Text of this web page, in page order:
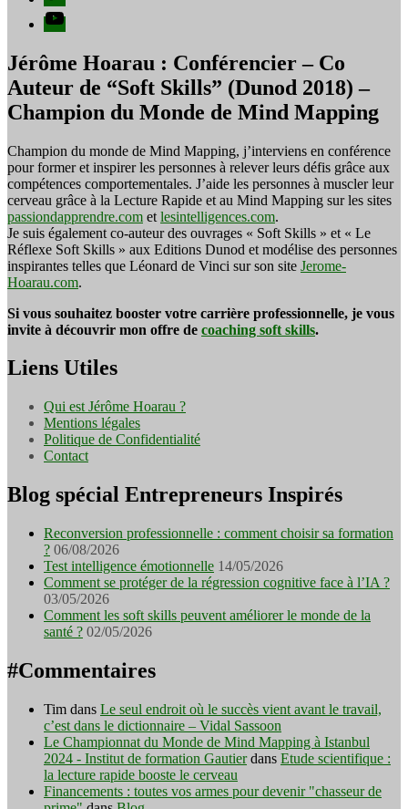
YouTube
Jérôme Hoarau : Conférencier – Co
Auteur de “Soft Skills” (Dunod 2018) –
Champion du Monde de Mind Mapping
Champion du monde de Mind Mapping, j’interviens en conférence
pour former et inspirer les personnes à relever leurs défis grâce aux
compétences comportementales. J’aide les personnes à muscler leur
cerveau grâce à la Lecture Rapide et au Mind Mapping sur les sites
passiondapprendre.com et lesintelligences.com.
Je suis également co-auteur des ouvrages « Soft Skills » et « Le
Réflexe Soft Skills » aux Editions Dunod et modélise des personnes
inspirantes telles que Léonard de Vinci sur son site Jerome-
Hoarau.com.
Si vous souhaitez booster votre carrière professionnelle, je vous
invite à découvrir mon offre de coaching soft skills.
Liens Utiles
Qui est Jérôme Hoarau ?
Mentions légales
Politique de Confidentialité
Contact
Blog spécial Entrepreneurs Inspirés
Reconversion professionnelle : comment choisir sa formation
? 06/08/2026
Test intelligence émotionnelle 14/05/2026
Comment se protéger de la régression cognitive face à l’IA ?
03/05/2026
Comment les soft skills peuvent améliorer le monde de la
santé ? 02/05/2026
#Commentaires
Tim dans Le seul endroit où le succès vient avant le travail,
c’est dans le dictionnaire – Vidal Sassoon
Le Championnat du Monde de Mind Mapping à Istanbul
2024 - Institut de formation Gautierdans Etude scientifique :
la lecture rapide booste le cerveau
Financements : toutes vos armes pour devenir "chasseur de